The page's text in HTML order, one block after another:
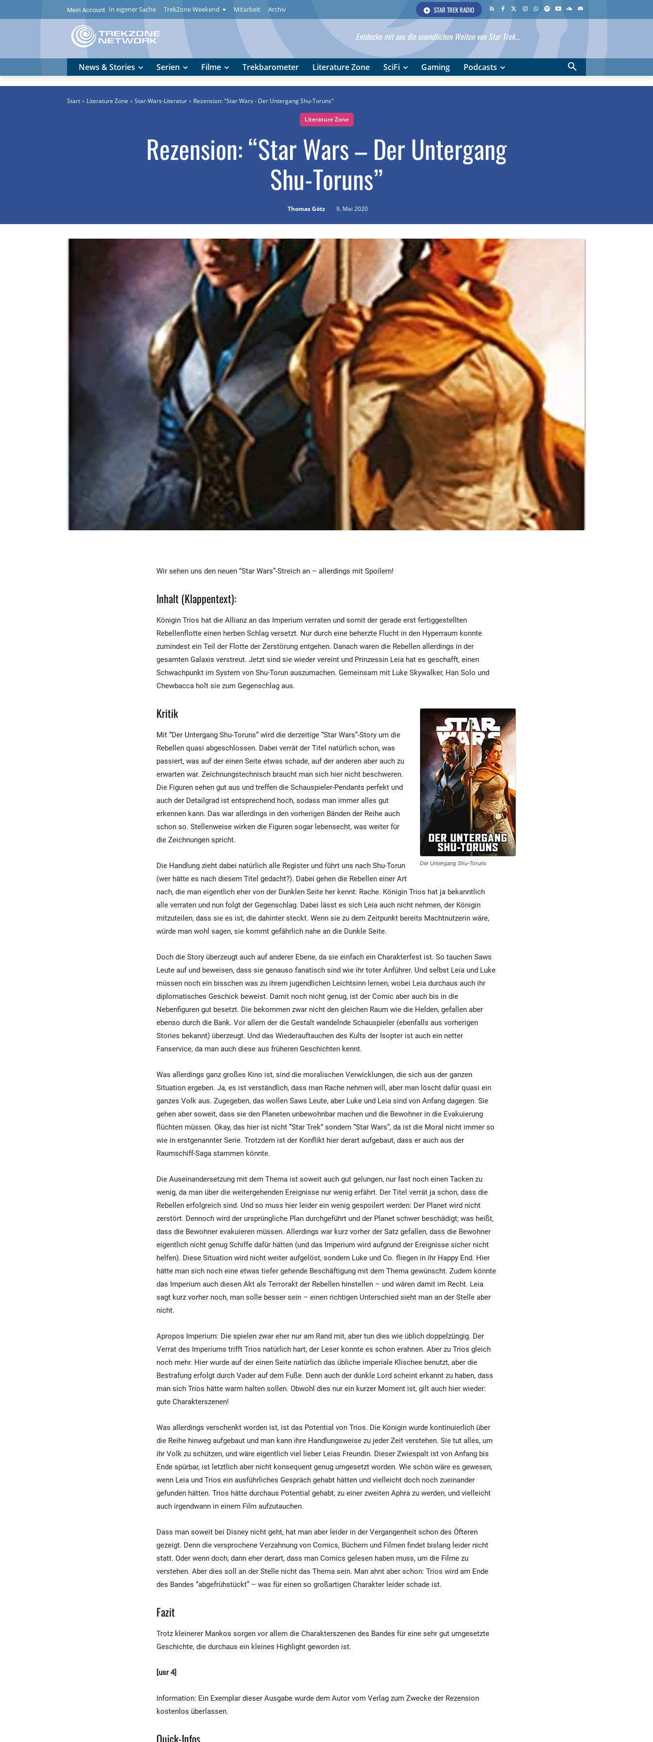
Mein Account In eigener Sache TrekZone Weekend Mitarbeit Archiv STAR TREK RADIO
Entdecke mit uns die unendlichen Weiten von Star Trek...
News & Stories Serien Filme Trekbarometer Literature Zone SciFi Gaming Podcasts
Start Literature Zone Star-Wars-Literatur Rezension: "Star Wars - Der Untergang Shu-Toruns"
Literature Zone
Rezension: “Star Wars – Der Untergang
Shu-Toruns”
Thomas Götz 9. Mai 2020
Wir sehen uns den neuen “Star Wars”-Streich an – allerdings mit Spoilern!
Inhalt (Klappentext):
Königin Trios hat die Allianz an das Imperium verraten und somit der gerade erst fertiggestellten
Rebellenflotte einen herben Schlag versetzt. Nur durch eine beherzte Flucht in den Hyperraum konnte
zumindest ein Teil der Flotte der Zerstörung entgehen. Danach waren die Rebellen allerdings in der
gesamten Galaxis verstreut. Jetzt sind sie wieder vereint und Prinzessin Leia hat es geschafft, einen
Schwachpunkt im System von Shu-Torun auszumachen. Gemeinsam mit Luke Skywalker, Han Solo und
Chewbacca holt sie zum Gegenschlag aus.
Der Untergang Shu-Toruns
Kritik
Mit “Der Untergang Shu-Toruns“ wird die derzeitige “Star Wars”-Story um die
Rebellen quasi abgeschlossen. Dabei verrät der Titel natürlich schon, was
passiert, was auf der einen Seite etwas schade, auf der anderen aber auch zu
erwarten war. Zeichnungstechnisch braucht man sich hier nicht beschweren.
Die Figuren sehen gut aus und treffen die Schauspieler-Pendants perfekt und
auch der Detailgrad ist entsprechend hoch, sodass man immer alles gut
erkennen kann. Das war allerdings in den vorherigen Bänden der Reihe auch
schon so. Stellenweise wirken die Figuren sogar lebensecht, was weiter für
die Zeichnungen spricht.
Die Handlung zieht dabei natürlich alle Register und führt uns nach Shu-Torun
(wer hätte es nach diesem Titel gedacht?). Dabei gehen die Rebellen einer Art
nach, die man eigentlich eher von der Dunklen Seite her kennt: Rache. Königin Trios hat ja bekanntlich
alle verraten und nun folgt der Gegenschlag. Dabei lässt es sich Leia auch nicht nehmen, der Königin
mitzuteilen, dass sie es ist, die dahinter steckt. Wenn sie zu dem Zeitpunkt bereits Machtnutzerin wäre,
würde man wohl sagen, sie kommt gefährlich nahe an die Dunkle Seite.
Doch die Story überzeugt auch auf anderer Ebene, da sie einfach ein Charakterfest ist. So tauchen Saws
Leute auf und beweisen, dass sie genauso fanatisch sind wie ihr toter Anführer. Und selbst Leia und Luke
müssen noch ein bisschen was zu ihrem jugendlichen Leichtsinn lernen, wobei Leia durchaus auch ihr
diplomatisches Geschick beweist. Damit noch nicht genug, ist der Comic aber auch bis in die
Nebenfiguren gut besetzt. Die bekommen zwar nicht den gleichen Raum wie die Helden, gefallen aber
ebenso durch die Bank. Vor allem der die Gestalt wandelnde Schauspieler (ebenfalls aus vorherigen
Stories bekannt) überzeugt. Und das Wiederauftauchen des Kults der Isopter ist auch ein netter
Fanservice, da man auch diese aus früheren Geschichten kennt.
Was allerdings ganz großes Kino ist, sind die moralischen Verwicklungen, die sich aus der ganzen
Situation ergeben. Ja, es ist verständlich, dass man Rache nehmen will, aber man löscht dafür quasi ein
ganzes Volk aus. Zugegeben, das wollen Saws Leute, aber Luke und Leia sind von Anfang dagegen. Sie
gehen aber soweit, dass sie den Planeten unbewohnbar machen und die Bewohner in die Evakuierung
flüchten müssen. Okay, das hier ist nicht “Star Trek“ sondern “Star Wars“, da ist die Moral nicht immer so
wie in erstgenannter Serie. Trotzdem ist der Konflikt hier derart aufgebaut, dass er auch aus der
Raumschiff-Saga stammen könnte.
Die Auseinandersetzung mit dem Thema ist soweit auch gut gelungen, nur fast noch einen Tacken zu
wenig, da man über die weitergehenden Ereignisse nur wenig erfährt. Der Titel verrät ja schon, dass die
Rebellen erfolgreich sind. Und so muss hier leider ein wenig gespoilert werden: Der Planet wird nicht
zerstört. Dennoch wird der ursprüngliche Plan durchgeführt und der Planet schwer beschädigt; was heißt,
dass die Bewohner evakuieren müssen. Allerdings war kurz vorher der Satz gefallen, dass die Bewohner
eigentlich nicht genug Schiffe dafür hätten (und das Imperium wird aufgrund der Ereignisse sicher nicht
helfen). Diese Situation wird nicht weiter aufgelöst, sondern Luke und Co. fliegen in ihr Happy End. Hier
hätte man sich noch eine etwas tiefer gehende Beschäftigung mit dem Thema gewünscht. Zudem könnte
das Imperium auch diesen Akt als Terrorakt der Rebellen hinstellen – und wären damit im Recht. Leia
sagt kurz vorher noch, man solle besser sein – einen richtigen Unterschied sieht man an der Stelle aber
nicht.
Apropos Imperium: Die spielen zwar eher nur am Rand mit, aber tun dies wie üblich doppelzüngig. Der
Verrat des Imperiums trifft Trios natürlich hart, der Leser konnte es schon erahnen. Aber zu Trios gleich
noch mehr. Hier wurde auf der einen Seite natürlich das übliche imperiale Klischee benutzt, aber die
Bestrafung erfolgt durch Vader auf dem Fuße. Denn auch der dunkle Lord scheint erkannt zu haben, dass
man sich Trios hätte warm halten sollen. Obwohl dies nur ein kurzer Moment ist, gilt auch hier wieder:
gute Charakterszenen!
Was allerdings verschenkt worden ist, ist das Potential von Trios. Die Königin wurde kontinuierlich über
die Reihe hinweg aufgebaut und man kann ihre Handlungsweise zu jeder Zeit verstehen. Sie tut alles, um
ihr Volk zu schützen, und wäre eigentlich viel lieber Leias Freundin. Dieser Zwiespalt ist von Anfang bis
Ende spürbar, ist letztlich aber nicht konsequent genug umgesetzt worden. Wie schön wäre es gewesen,
wenn Leia und Trios ein ausführliches Gespräch gehabt hätten und vielleicht doch noch zueinander
gefunden hätten. Trios hätte durchaus Potential gehabt, zu einer zweiten Aphra zu werden, und vielleicht
auch irgendwann in einem Film aufzutauchen.
Dass man soweit bei Disney nicht geht, hat man aber leider in der Vergangenheit schon des Öfteren
gezeigt. Denn die versprochene Verzahnung von Comics, Büchern und Filmen findet bislang leider nicht
statt. Oder wenn doch, dann eher derart, dass man Comics gelesen haben muss, um die Filme zu
verstehen. Aber dies soll an der Stelle nicht das Thema sein. Man ahnt aber schon: Trios wird am Ende
des Bandes “abgefrühstückt” – was für einen so großartigen Charakter leider schade ist.
Fazit
Trotz kleinerer Mankos sorgen vor allem die Charakterszenen des Bandes für eine sehr gut umgesetzte
Geschichte, die durchaus ein kleines Highlight geworden ist.
[usr 4]
Information: Ein Exemplar dieser Ausgabe wurde dem Autor vom Verlag zum Zwecke der Rezension
kostenlos überlassen.
Quick-Infos